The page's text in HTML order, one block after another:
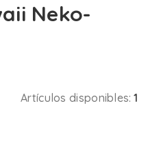
Neko-
Artículos disponibles: 1